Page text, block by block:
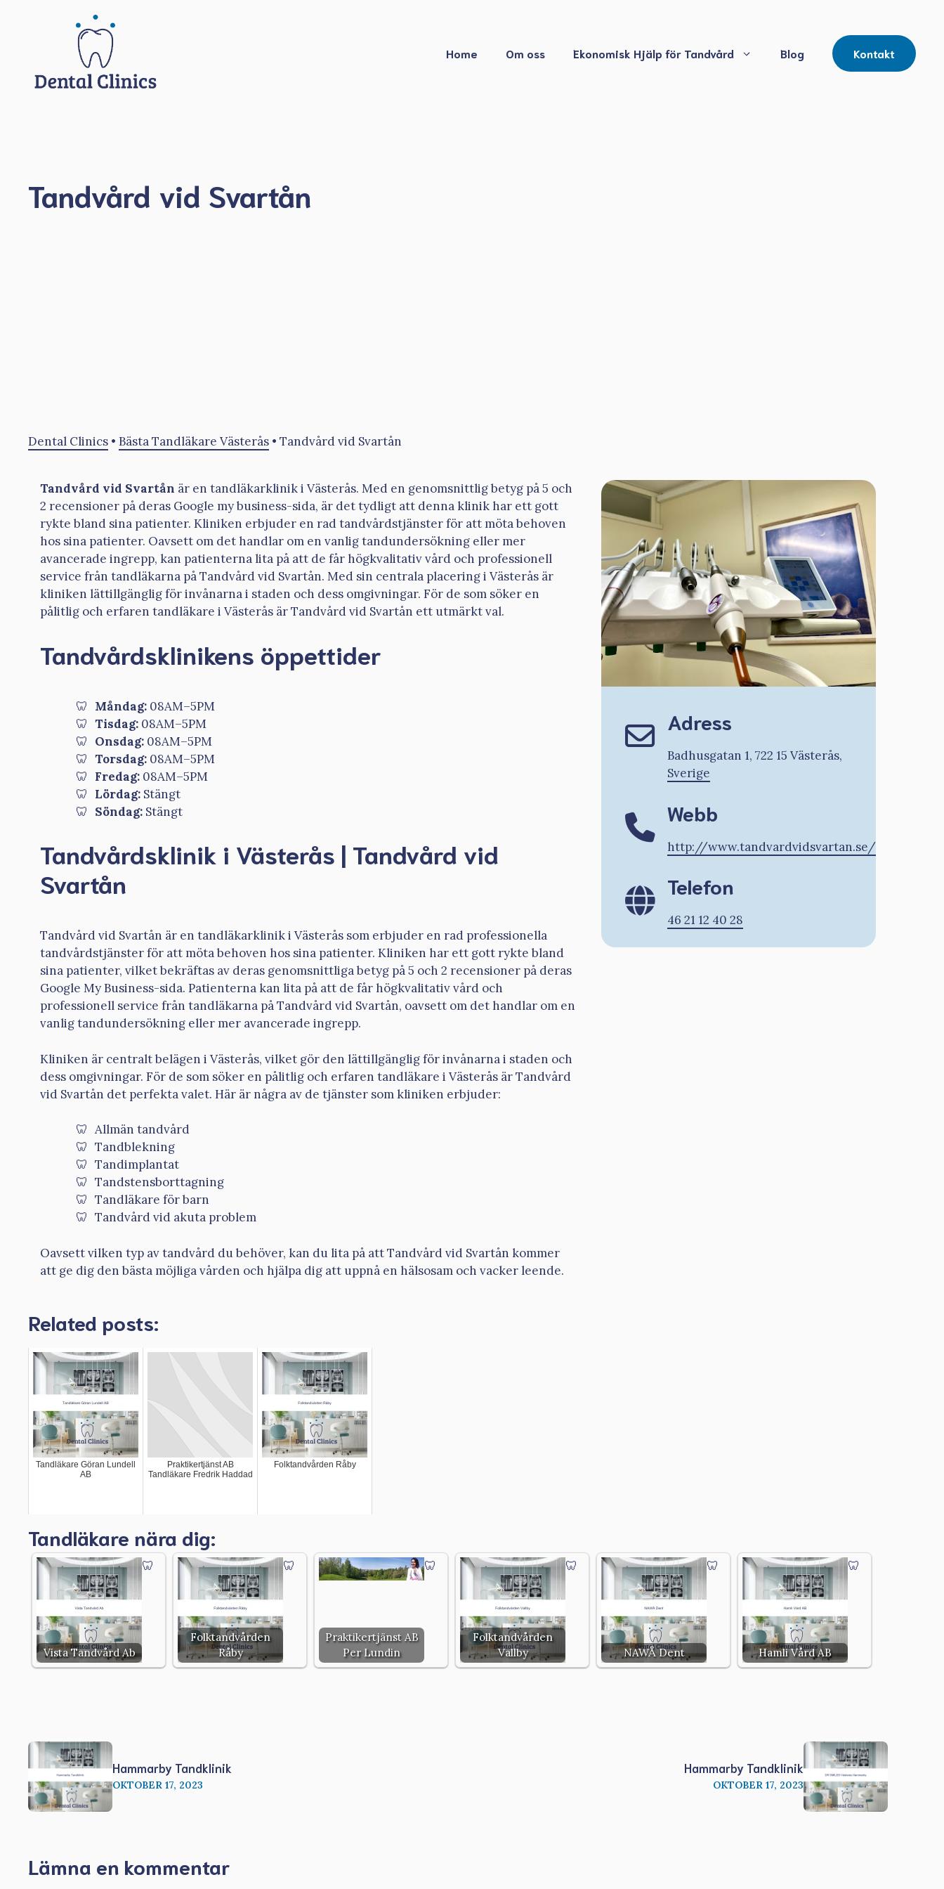
Home Om oss Ekonomisk Hjälp för Tandvård Blog Kontakt
Tandvård vid Svartån
Dental Clinics • Bästa Tandläkare Västerås • Tandvård vid Svartån
Tandvård vid Svartån är en tandläkarklinik i Västerås. Med en genomsnittlig betyg på 5 och
2 recensioner på deras Google my business-sida, är det tydligt att denna klinik har ett gott
rykte bland sina patienter. Kliniken erbjuder en rad tandvårdstjänster för att möta behoven
hos sina patienter. Oavsett om det handlar om en vanlig tandundersökning eller mer
avancerade ingrepp, kan patienterna lita på att de får högkvalitativ vård och professionell
service från tandläkarna på Tandvård vid Svartån. Med sin centrala placering i Västerås är
kliniken lättillgänglig för invånarna i staden och dess omgivningar. För de som söker en
pålitlig och erfaren tandläkare i Västerås är Tandvård vid Svartån ett utmärkt val.
Tandvårdsklinikens öppettider
Måndag: 08AM–5PM
Tisdag: 08AM–5PM
Onsdag: 08AM–5PM
Torsdag: 08AM–5PM
Fredag: 08AM–5PM
Lördag: Stängt
Söndag: Stängt
Tandvårdsklinik i Västerås | Tandvård vid
Svartån
Tandvård vid Svartån är en tandläkarklinik i Västerås som erbjuder en rad professionella
tandvårdstjänster för att möta behoven hos sina patienter. Kliniken har ett gott rykte bland
sina patienter, vilket bekräftas av deras genomsnittliga betyg på 5 och 2 recensioner på deras
Google My Business-sida. Patienterna kan lita på att de får högkvalitativ vård och
professionell service från tandläkarna på Tandvård vid Svartån, oavsett om det handlar om en
vanlig tandundersökning eller mer avancerade ingrepp.
Kliniken är centralt belägen i Västerås, vilket gör den lättillgänglig för invånarna i staden och
dess omgivningar. För de som söker en pålitlig och erfaren tandläkare i Västerås är Tandvård
vid Svartån det perfekta valet. Här är några av de tjänster som kliniken erbjuder:
Allmän tandvård
Tandblekning
Tandimplantat
Tandstensborttagning
Tandläkare för barn
Tandvård vid akuta problem
Oavsett vilken typ av tandvård du behöver, kan du lita på att Tandvård vid Svartån kommer
att ge dig den bästa möjliga vården och hjälpa dig att uppnå en hälsosam och vacker leende.
Adress
Badhusgatan 1, 722 15 Västerås,
Sverige
Webb
http://www.tandvardvidsvartan.se/
Telefon
46 21 12 40 28
Related posts:
Tandläkare Göran Lundell
AB
Praktikertjänst AB
Tandläkare Fredrik Haddad
Folktandvården Råby
Tandläkare nära dig:
Vista Tandvård Ab
Folktandvården
Råby
Praktikertjänst AB
Per Lundin
Folktandvården
Vallby
NAWÅ Dent Hamli Vård AB
Hammarby Tandklinik
OKTOBER 17, 2023
Hammarby Tandklinik
OKTOBER 17, 2023
Lämna en kommentar